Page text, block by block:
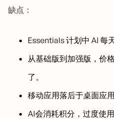
缺点：
Essentials 计划中 AI 每
从基础版到加强版，价
了。
移动应用落后于桌面应用
AI会消耗积分，过度使